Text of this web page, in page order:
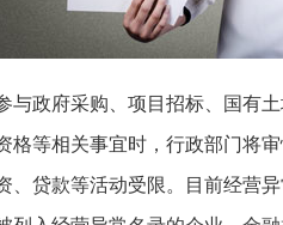
与政府采购、项目招标、国有
格等相关事宜时，行政部门将
、贷款等活动受限。目前经营